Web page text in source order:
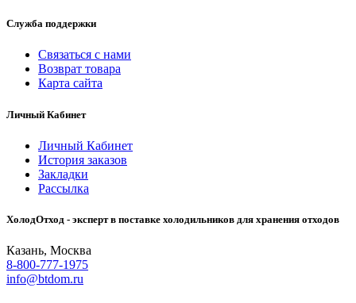
Служба поддержки
Связаться с нами
Возврат товара
Карта сайта
Личный Кабинет
Личный Кабинет
История заказов
Закладки
Рассылка
ХолодОтход - эксперт в поставке холодильников для хранения отходов
Казань, Москва
8-800-777-1975
info@btdom.ru